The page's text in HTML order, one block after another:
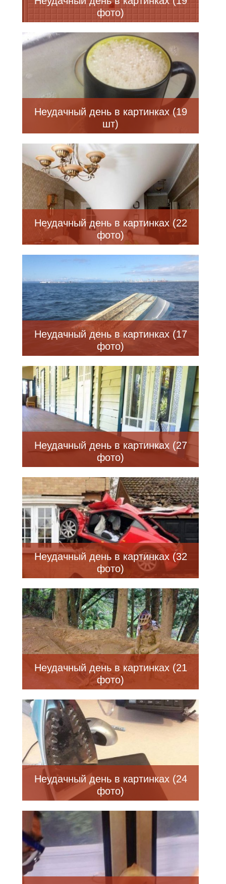
фото)
Неудачный день в картинках (19
шт)
Неудачный день в картинках (22
фото)
Неудачный день в картинках (17
фото)
Неудачный день в картинках (27
фото)
Неудачный день в картинках (32
фото)
Неудачный день в картинках (21
фото)
Неудачный день в картинках (24
фото)